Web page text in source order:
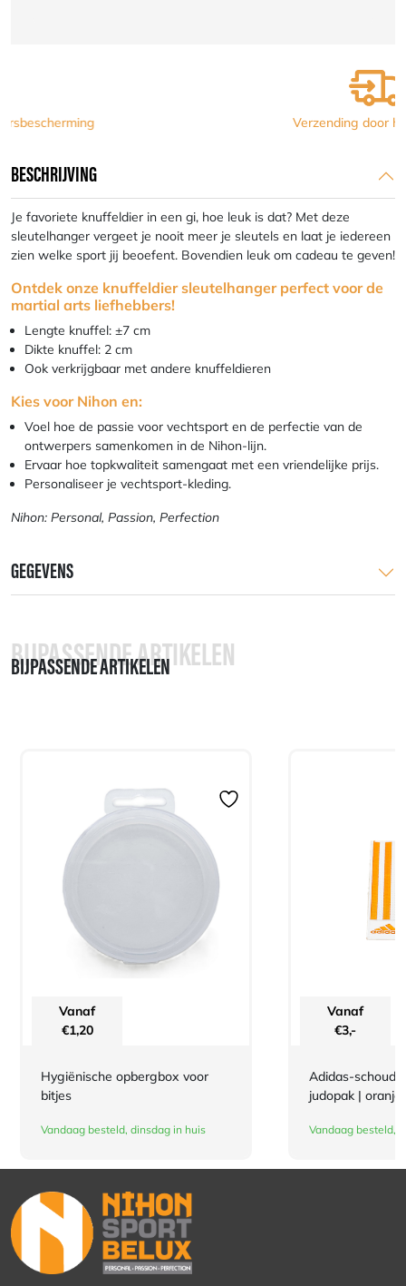
Verzending door heel Europa
BESCHRIJVING
Je favoriete knuffeldier in een gi, hoe leuk is dat? Met deze
sleutelhanger vergeet je nooit meer je sleutels en laat je iedereen
zien welke sport jij beoefent. Bovendien leuk om cadeau te geven!
Ontdek onze knuffeldier sleutelhanger perfect voor de
martial arts liefhebbers!
Lengte knuffel: ±7 cm
Dikte knuffel: 2 cm
Ook verkrijgbaar met andere knuffeldieren
Kies voor Nihon en:
Voel hoe de passie voor vechtsport en de perfectie van de
ontwerpers samenkomen in de Nihon-lijn.
Ervaar hoe topkwaliteit samengaat met een vriendelijke prijs.
Personaliseer je vechtsport-kleding.
Nihon: Personal, Passion, Perfection
GEGEVENS
BIJPASSENDE ARTIKELEN
BIJPASSENDE ARTIKELEN
Vanaf
€1,20
Hygiënische opbergbox voor
bitjes
Vandaag besteld, dinsdag in huis
Vanaf
€3,-
Adidas-
judopak | oranje
Vandaag besteld,